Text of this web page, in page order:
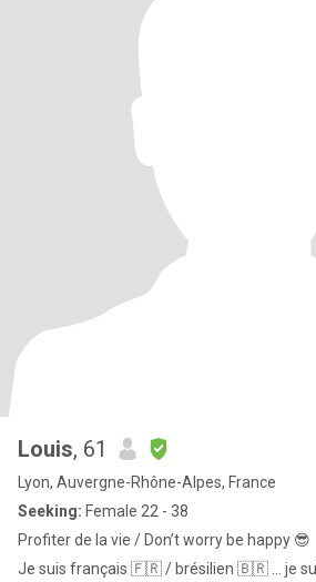
Louis, 61
Lyon, Auvergne-Rhône-Alpes, France
Seeking: Female 22 - 38
Profiter de la vie / Don’t worry be happy 😎
Je suis français 🇫🇷 / brésilien 🇧🇷 … je